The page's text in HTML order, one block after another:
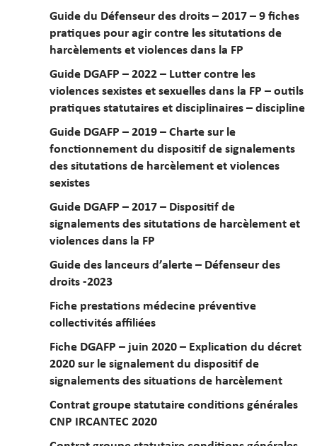
Guide du Défenseur des droits – 2017 – 9 fiches
pratiques pour agir contre les situtations de
harcèlements et violences dans la FP
Guide DGAFP – 2022 – Lutter contre les
violences sexistes et sexuelles dans la FP – outils
pratiques statutaires et disciplinaires – discipline
Guide DGAFP – 2019 – Charte sur le
fonctionnement du dispositif de signalements
des situtations de harcèlement et violences
sexistes
Guide DGAFP – 2017 – Dispositif de
signalements des situtations de harcèlement et
violences dans la FP
Guide des lanceurs d’alerte – Défenseur des
droits -2023
Fiche prestations médecine préventive
collectivités affiliées
Fiche DGAFP – juin 2020 – Explication du décret
2020 sur le signalement du dispositif de
signalements des situations de harcèlement
Contrat groupe statutaire conditions générales
CNP IRCANTEC 2020